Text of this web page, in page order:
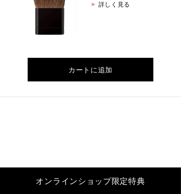
詳しく見る
カートに追加
オンラインショップ限定特典